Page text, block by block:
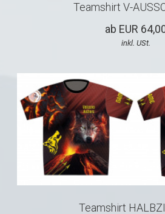
Teamshirt V-
ab EUR
inkl. USt.
Teamshirt